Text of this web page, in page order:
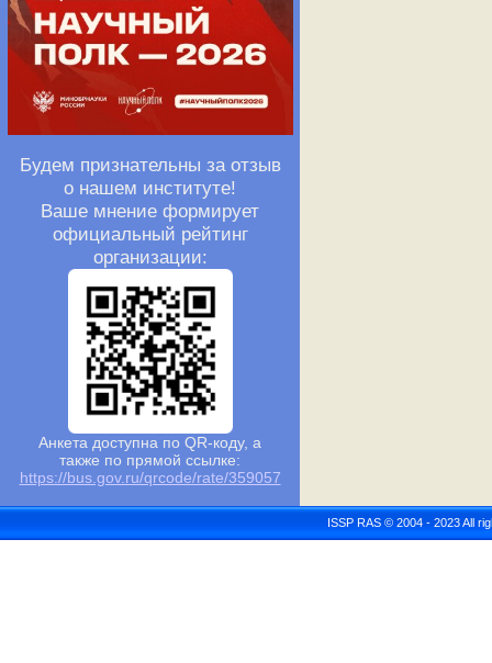
Будем признательны за отзыв
о нашем институте!
Ваше мнение формирует
официальный рейтинг
организации:
Анкета доступна по QR-коду, а
также по прямой ссылке:
https://bus.gov.ru/qrcode/rate/359057
ISSP RAS © 2004 - 2023 All